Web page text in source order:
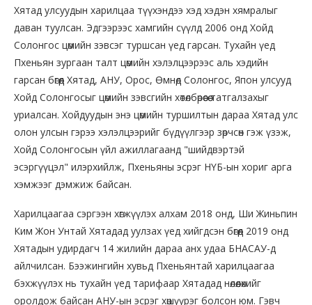
Хятад улсуудын харилцаа түүхэндээ хэд хэдэн хямралыг
даван туулсан. Эдгээрээс хамгийн сүүлд 2006 онд Хойд
Солонгос цөмийн зэвсэг туршсан үед гарсан. Тухайн үед
Пхеньян зургаан талт цөмийн хэлэлцээрээс аль хэдийн
гарсан бөгөөд Хятад, АНУ, Орос, Өмнөд Солонгос, Япон улсууд
Хойд Солонгосыг цөмийн зэвсгийн хөтөлбөрөөсөө татгалзахыг
уриалсан. Хойдуудын энэ цөмийн туршилтын дараа Хятад улс
олон улсын гэрээ хэлэлцээрийг бүдүүлгээр зөрчсөн гэж үзэж,
Хойд Солонгосын үйл ажиллагаанд "шийдвэртэй
эсэргүүцэл" илэрхийлж, Пхеньяны эсрэг НҮБ-ын хориг арга
хэмжээг дэмжиж байсан.
Харилцаагаа сэргээн хөгжүүлэх алхам 2018 онд, Ши Жиньпин
Ким Жон Унтай Хятадад уулзах үед хийгдсэн бөгөөд 2019 онд
Хятадын удирдагч 14 жилийн дараа анх удаа БНАСАУ-д
айлчилсан. Бээжингийн хувьд Пхеньянтай харилцаагаа
бэхжүүлэх нь тухайн үед тарифаар Хятадад нөлөөлөхийг
оролдож байсан АНУ-ын эсрэг хөшүүрэг болсон юм. Гэвч